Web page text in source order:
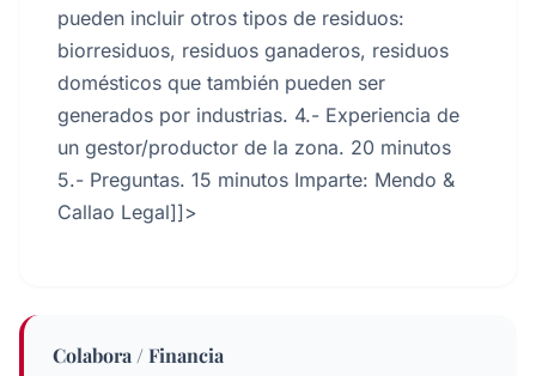
pueden incluir otros tipos de residuos:
biorresiduos, residuos ganaderos, residuos
domésticos que también pueden ser
generados por industrias. 4.- Experiencia de
un gestor/productor de la zona. 20 minutos
5.- Preguntas. 15 minutos Imparte: Mendo &
Callao Legal]]>
Colabora / Financia